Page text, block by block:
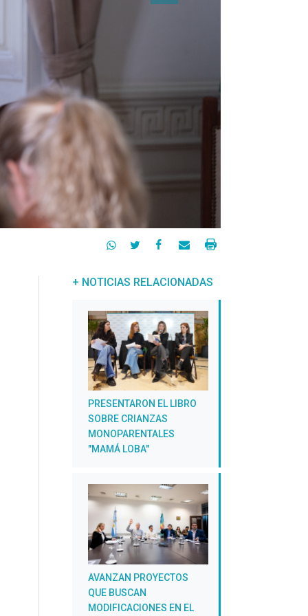
   
+ NOTICIAS RELACIONADAS
PRESENTARON EL LIBRO
SOBRE CRIANZAS
MONOPARENTALES
"MAMÁ LOBA"
AVANZAN PROYECTOS
QUE BUSCAN
MODIFICACIONES EN EL